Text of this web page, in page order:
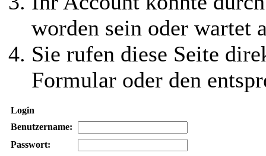
worden sein oder wartet
Sie rufen diese Seite
Formular oder den
Login
Benutzername:
Passwort: